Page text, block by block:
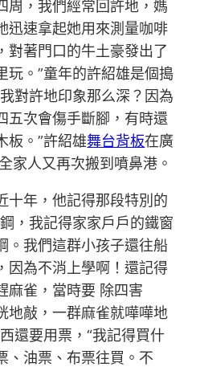
周，我們經常回許地，媽
迅速拿起她用來測量咖啡
對著門口的牛土豪發出了
玩。”童年的許紹雄是個搗
對許地印象那么深？因為
五次會傷手斷腳，有時還
板。”許紹雄舞台背板在廣
家人又再次搬到噴鼻港。
十年，他記得那段特別的
，我記得家家戶戶的鐵窗
。我們這群小孩子還往船
因為不消上學啊！還記得
麻雀，當時要 除四害
地敲，一群麻雀就嘩嘩地
還要用票，“我記得買什
、油票、布票往買。不